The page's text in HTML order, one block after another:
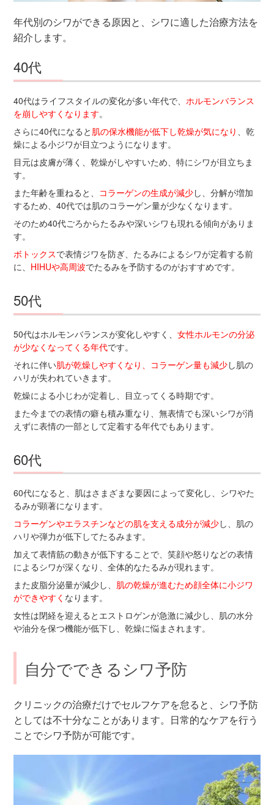
年代別のシワができる原因と、シワに適した治療方法を
紹介します。
40代
40代はライフスタイルの変化が多い年代で、 ホルモンバランス
を崩しやすくなります。
さらに40代になると 肌の保水機能が低下し乾燥が気になり
、乾
燥による小ジワが目立つようになります。
目元は皮膚が薄く、乾燥がしやすいため、特にシワが目立ちま
す。
また年齢を重ねると、 コラーゲンの生成が減少し、分解が増加
するため、40代では肌のコラーゲン量が少なくなります。
そのため40代ごろからたるみや深いシワも現れる傾向がありま
す。
ボトックスで表情ジワを防ぎ、たるみによるシワが定着する前
に、 HIHUや高周波でたるみを予防するのがおすすめです。
50代
50代はホルモンバランスが変化しやすく、女性ホルモンの分泌
が少なくなってくる年代です。
それに伴い肌が乾燥しやすくなり、コラーゲン量も減少し肌の
ハリが失われていきます。
乾燥による小じわが定着し、目立ってくる時期です。
また今までの表情の癖も積み重なり、無表情でも深いシワが消
えずに表情の一部として定着する年代でもあります。
60代
60代になると、肌はさまざまな要因によって変化し、シワやた
るみが顕著になります。
コラーゲンやエラスチンなどの肌を支える成分が減少し、肌の
ハリや弾力が低下してたるみます。
加えて表情筋の動きが低下することで、笑顔や怒りなどの表情
によるシワが深くなり、全体的なたるみが現れます。
また皮脂分泌量が減少し、 肌の乾燥が進むため顔全体に小ジワ
ができやすく なります。
女性は閉経を迎えるとエストロゲンが急激に減少し、肌の水分
や油分を保つ機能が低下し、乾燥に悩まされます。
自分でできるシワ予防
クリニックの治療だけでセルフケアを怠ると、シワ予防
としては不十分なことがあります。日常的なケアを行う
ことでシワ予防が可能です。